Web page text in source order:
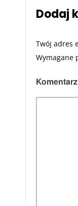
Dodaj
Twój adres
Wymagane
Komentarz